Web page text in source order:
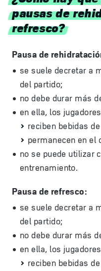
pausas de
refresco?
Pausa de
se suele decretar a
del partido;
no debe durar más
en ella, los
reciben bebidas
permanecen en el
no se puede utilizar
entrenamiento.
Pausa de refresco:
se suele decretar a
del partido;
no debe durar más
en ella, los
reciben bebidas